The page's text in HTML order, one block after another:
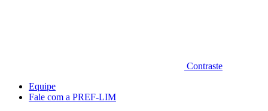
Contraste
Equipe
Fale com a PREF-LIM